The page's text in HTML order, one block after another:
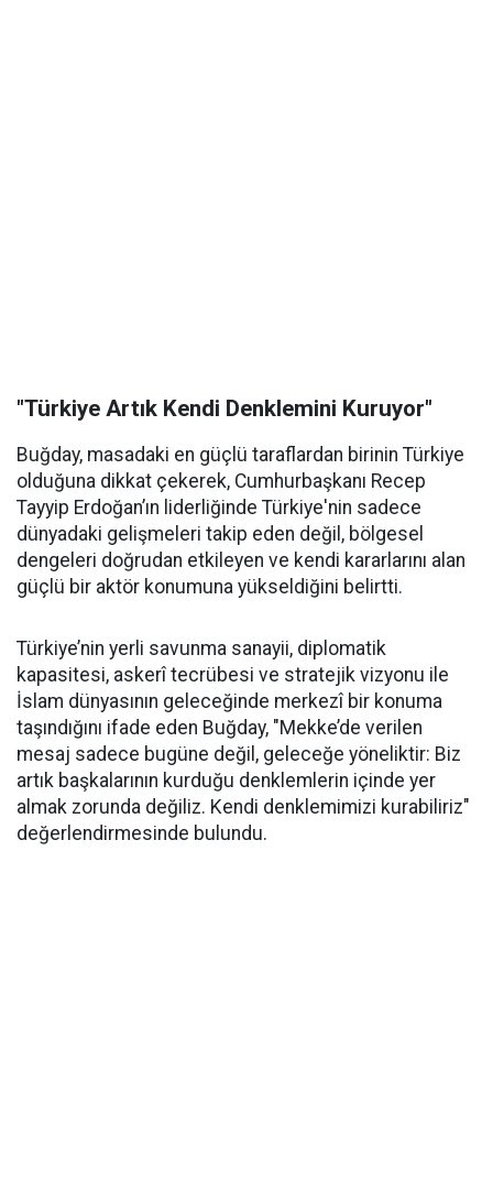
"Türkiye Artık Kendi Denklemini Kuruyor"
Buğday, masadaki en güçlü taraflardan birinin Türkiye
olduğuna dikkat çekerek, Cumhurbaşkanı Recep
Tayyip Erdoğan’ın liderliğinde Türkiye'nin sadece
dünyadaki gelişmeleri takip eden değil, bölgesel
dengeleri doğrudan etkileyen ve kendi kararlarını alan
güçlü bir aktör konumuna yükseldiğini belirtti.
Türkiye’nin yerli savunma sanayii, diplomatik
kapasitesi, askerî tecrübesi ve stratejik vizyonu ile
İslam dünyasının geleceğinde merkezî bir konuma
taşındığını ifade eden Buğday, "Mekke’de verilen
mesaj sadece bugüne değil, geleceğe yöneliktir: Biz
artık başkalarının kurduğu denklemlerin içinde yer
almak zorunda değiliz. Kendi denklemimizi kurabiliriz"
değerlendirmesinde bulundu.